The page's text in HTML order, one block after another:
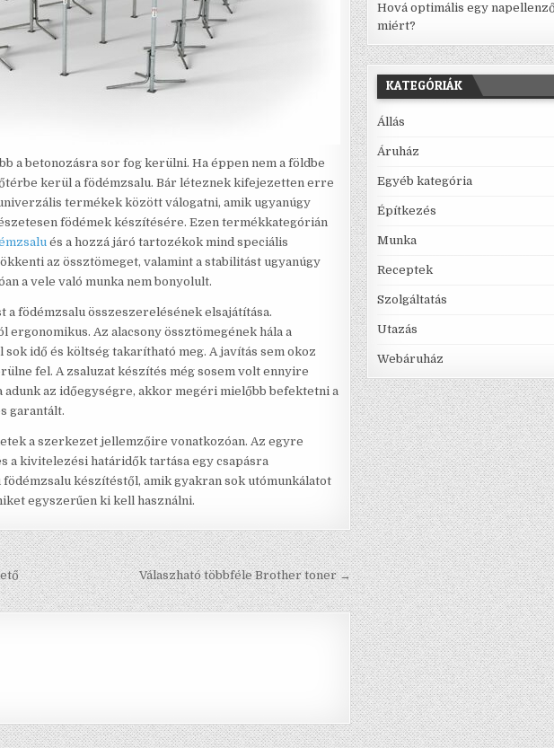
a betonozásra sor fog kerülni. Ha éppen nem a földbe
kerül a födémzsalu. Bár léteznek kifejezetten erre
termékek között válogatni, amik ugyanúgy
födémek készítésére. Ezen termékkategórián
és a hozzá járó tartozékok mind speciális
az össztömeget, valamint a stabilitást ugyanúgy
a vele való munka nem bonyolult.
födémzsalu összeszerelésének elsajátítása.
Az alacsony össztömegének hála a
idő és költség takarítható meg. A javítás sem okoz
fel. A zsaluzat készítés még sosem volt ennyire
az időegységre, akkor megéri mielőbb befektetni a
garantált.
a szerkezet jellemzőire vonatkozóan. Az egyre
a kivitelezési határidők tartása egy csapásra
készítéstől, amik gyakran sok utómunkálatot
egyszerűen ki kell használni.
Válaszható többféle Brother toner →
Hová optimális egy
miért?
KATEGÓRIÁK
Állás
Áruház
Egyéb kategória
Építkezés
Munka
Receptek
Szolgáltatás
Utazás
Webáruház